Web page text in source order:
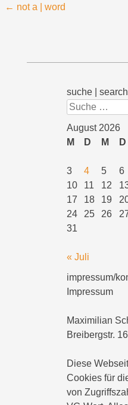
Beitragsnavigation
← not a | word
suche | search
Suchen
August 2026
M
D M D
3
4 5 6
10
11 12
17
18 19
24
25 26
31
« Juli
impressum/
Impressum
Maximilian
Breibergstr.
Diese
Cookies für
von